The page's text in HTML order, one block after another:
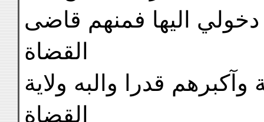
اليها فمنهم قاضى
القضاة
قدرا والبه ولاية
القضاة